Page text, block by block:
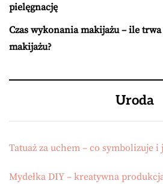
pielęgnację
Czas wykonania makijażu – ile
makijażu?
Uroda
Tatuaż za uchem – co symbolizuje i
Mydełka DIY – kreatywna